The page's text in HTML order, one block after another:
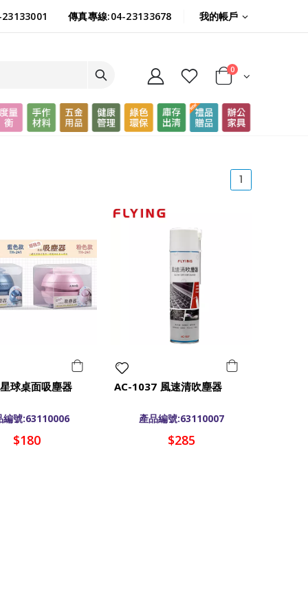
傳真專線:04-23133678 我的帳戶
0
1
球桌面吸塵器
編號:63110006
$180
AC-1037 風速清吹塵器
產品編號:63110007
$285